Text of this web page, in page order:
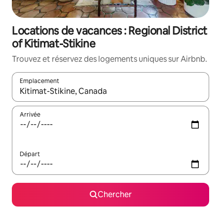
Locations de vacances : Regional District
of Kitimat-Stikine
Trouvez et réservez des logements uniques sur Airbnb.
Emplacement
Quand les résultats sont affichés, parcourez-les en utilisant
Arrivée
Départ
Chercher